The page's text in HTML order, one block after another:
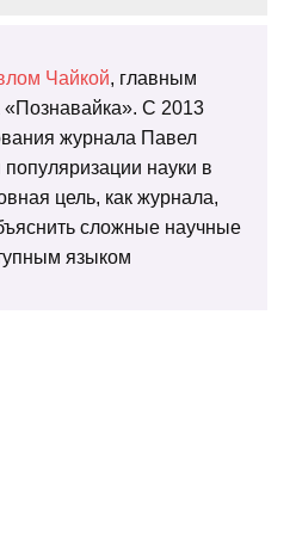
Чайкой, главным
С 2013
журнала Павел
науки в
цель, как журнала,
сложные научные
языком